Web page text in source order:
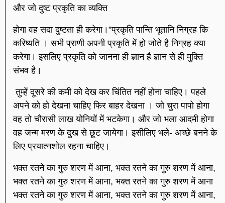
और जो दुष्ट प्रकृति का व्यक्ति
होगा वह सदा दुष्टता ही करेगा।”प्रकृति पान्ति भूतानि निग्रह कि
करिष्यति । सभी प्राणी अपनी प्रकृति में हो जोते है निग्रह क्या
करेगा। इसलिए प्रकृति को जानना ही ज्ञान है ज्ञान से ही मुक्ति
संभव है।
तुम्हें दूसरे की कमी को देख कर चिंतित नहीं होना चाहिए। पहले
अपने को हो देखना चाहिए फिर बाहर देखना । जो चुरा पापो होगा
वह तो चौरासी लाख योनियों में भटकेगा। और जो भला आदमी होगा
वह जन्म मरण के दुख से छूट जायेगा। इसीलिए भले- अच्छे बनने के
लिए प्रयात्नशोल रहना चाहिए।
भक्त रतने का गुरु शरण में आना, भक्त रतने का गुरु शरण में आना,
भक्त रतने का गुरु शरण में आना, भक्त रतने का गुरु शरण में आना
भक्त रतने का गुरु शरण में आना, भक्त रतने का गुरु शरण में आना,